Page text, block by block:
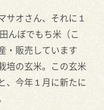
サオさん、それに１
んぼでもち米（こ
・販売しています
培の玄米。この玄米
、今年１月に新たに